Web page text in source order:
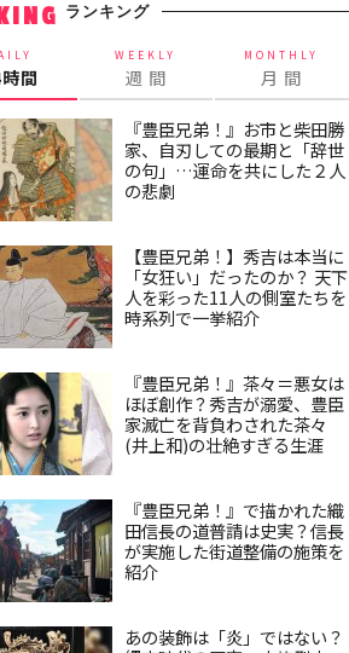
ランキング
間
WEEKLY
週 間
MONTHLY
月 間
『豊臣兄弟！』お市と柴田勝
家、自刃しての最期と「辞世
の句」…運命を共にした２人
の悲劇
【豊臣兄弟！】秀吉は本当に
「女狂い」だったのか？ 天下
人を彩った11人の側室たちを
時系列で一挙紹介
『豊臣兄弟！』茶々＝悪女は
ほぼ創作？秀吉が溺愛、豊臣
家滅亡を背負わされた茶々
(井上和)の壮絶すぎる生涯
『豊臣兄弟！』で描かれた織
田信長の道普請は史実？信長
が実施した街道整備の施策を
紹介
あの装飾は「炎」ではない？